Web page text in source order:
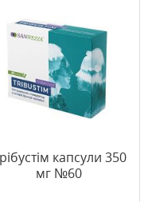
капсули 350
мг №60